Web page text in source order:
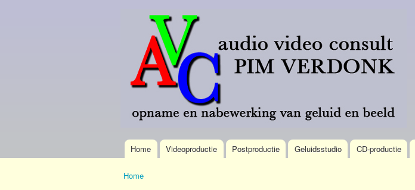
algemene
inhoud
gaan
AVC
Pim
Verdonk
omroep-
brede
ervaring.
Hoofdmenu
Home Videoproductie Postproductie Geluidsstudio CD-productie
Home